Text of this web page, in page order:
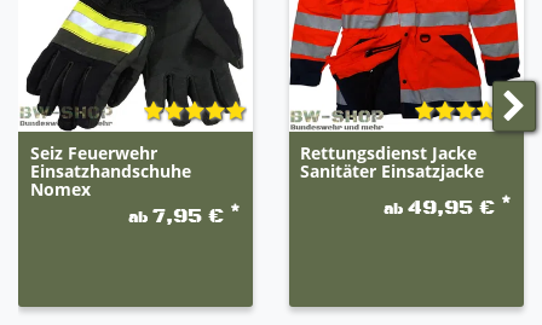
Seiz Feuerwehr
Einsatzhandschuhe
Nomex
ab7,95 € *
Rettungsdienst Jacke
Sanitäter Einsatzjacke
ab 49,95 € *